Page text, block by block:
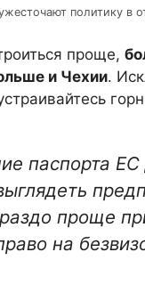
политику в
проще,
и Чехии.
паспорта ЕС
проще
на